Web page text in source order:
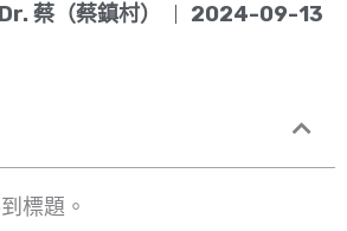
蔡（蔡鎮村） 2024-09-13
標題。